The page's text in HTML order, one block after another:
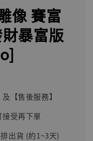
像 賽富
暴富版
【售後服務】
受再下單
出貨 (約1~3天)